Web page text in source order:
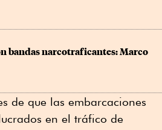
bandas narcotraficantes: Marco
de que las embarcaciones
en el tráfico de